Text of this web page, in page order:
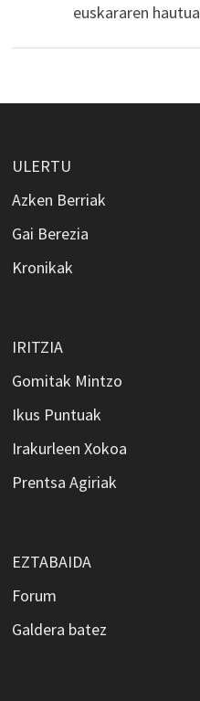
euskararen
ULERTU
Azken Berriak
Gai Berezia
Kronikak
IRITZIA
Gomitak Mintzo
Ikus Puntuak
Irakurleen Xokoa
Prentsa Agiriak
EZTABAIDA
Forum
Galdera batez